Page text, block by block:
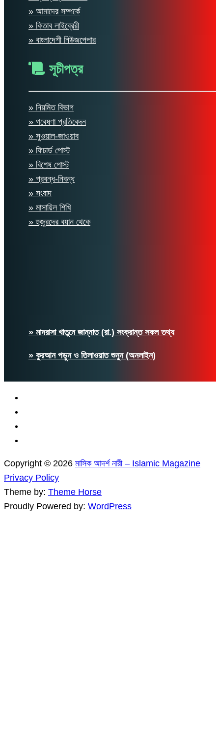
» আমাদের সম্পর্কে
» কিতাব লাইব্রেরী
» বাংলাদেশী নিউজপেপার
সূচীপত্র
» নিয়মিত বিভাগ
» গবেষণা প্রতিবেদন
» সুওয়াল-জাওয়াব
» ফিচার্ড পোস্ট
» বিশেষ পোস্ট
» প্রবন্ধ-নিবন্ধ
» সংবাদ
» মাসায়িল শিখি
» হুজুরদের বয়ান থেকে
» মাদরাসা খাতুনে জান্নাত (রা.) সংক্রান্ত সকল তথ্য
» কুরআন পড়ুন ও তিলাওয়াত শুনুন (অনলাইন)
Copyright © 2026 মাসিক আদর্শ নারী – Islamic Magazine
Privacy Policy
Theme by: Theme Horse
Proudly Powered by: WordPress